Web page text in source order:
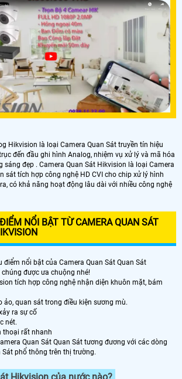
Hikvision là loại Camera Quan Sát truyền tín hiệu
đến đầu ghi hình Analog, nhiệm vụ xử lý và mã hóa
sáng đẹp . Camera Quan Sát Hikvision là loại Camera
sát tích hợp công nghệ HD CVI cho chip xử lý hình
có khả năng hoạt động lâu dài với nhiều công nghệ
NỔI BẬT TỪ CAMERA QUAN SÁT
điểm nổi bật của Camera Quan Sát Quan Sát
được ưa chuộng nhé!
tích hợp công nghệ nhận diện khuôn mặt, bám
ảo, quan sát trong điều kiện sương mù.
ra sự cố
nét.
thoại rất nhanh
Quan Sát Quan Sát tương đương với các dòng
Sát phổ thông trên thị trường.